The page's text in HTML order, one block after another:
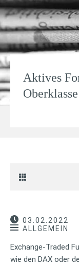
Aktives
03.02.2022
ALLGEMEIN
Exchange-Traded
wie den DAX oder